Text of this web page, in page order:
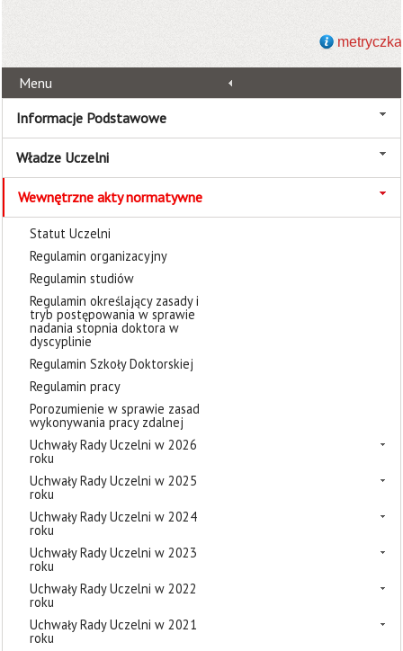
metryczka
Menu
Informacje Podstawowe
Władze Uczelni
Wewnętrzne akty normatywne
Statut Uczelni
Regulamin organizacyjny
Regulamin studiów
Regulamin określający zasady i
tryb postępowania w sprawie
nadania stopnia doktora w
dyscyplinie
Regulamin Szkoły Doktorskiej
Regulamin pracy
Porozumienie w sprawie zasad
wykonywania pracy zdalnej
Uchwały Rady Uczelni w 2026
roku
Uchwały Rady Uczelni w 2025
roku
Uchwały Rady Uczelni w 2024
roku
Uchwały Rady Uczelni w 2023
roku
Uchwały Rady Uczelni w 2022
roku
Uchwały Rady Uczelni w 2021
roku